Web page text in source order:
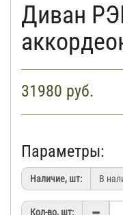
КОНТАКТЫ
Диван
31980 руб.
Параметры:
Наличие, шт:
Кол-во, шт: